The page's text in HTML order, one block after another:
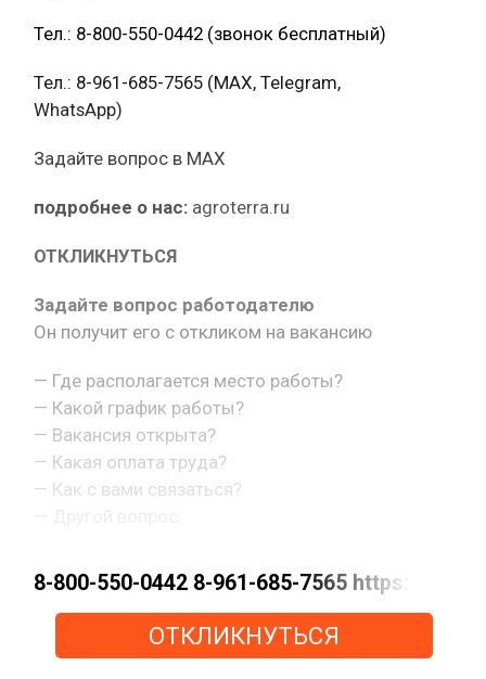
Тел.: 8-800-550-0442 (звонок бесплатный)
Тел.: 8-961-685-7565 (МАХ, Telegram,
WhatsApp)
Задайте вопрос в MAX
подробнее о нас: agroterra.ru
ОТКЛИКНУТЬСЯ
Задайте вопрос работодателю
Он получит его с откликом на вакансию
— Где располагается место работы?
— Какой график работы?
— Вакансия открыта?
— Какая оплата труда?
— Как с вами связаться?
8-800-550-0442 8-961-685-7565 https://
ОТКЛИКНУТЬСЯ